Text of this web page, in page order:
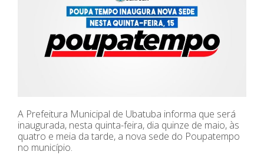
A Prefeitura Municipal de Ubatuba informa que será
inaugurada, nesta quinta-feira, dia quinze de maio, às
quatro e meia da tarde, a nova sede do Poupatempo
no município.